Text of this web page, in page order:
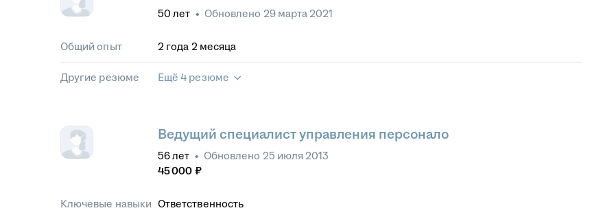
50 лет • Обновлено 29 марта 2021
Общий опыт 2 года 2 месяца
Другие резюме Ещё 4 резюме
Ведущий специалист управления персонало
56лет • Обновлено 25 июля 2013
45 000 ₽
Ключевые навыки Ответственность